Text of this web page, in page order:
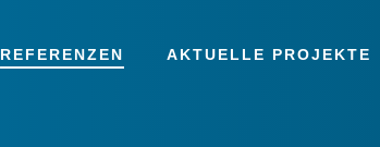
REFERENZEN AKTUELLE PROJEKTE